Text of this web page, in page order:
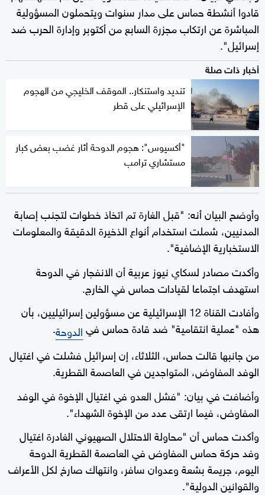
قادوا أنشطة حماس على مدار سنوات ويتحملون المسؤولية
المباشرة عن ارتكاب مجزرة السابع من أكتوبر وإدارة الحرب ضد
إسرائيل".
أخبار ذات صلة
تنديد واستنكار.. الموقف الخليجي من الهجوم
الإسرائيلي على قطر
"أكسيوس": هجوم الدوحة أثار غضب بعض كبار
مستشاري ترامب
وأوضح البيان أنه: "قبل الغارة تم اتخاذ خطوات لتجنب إصابة
المدنيين، شملت استخدام أنواع الذخيرة الدقيقة والمعلومات
الاستخبارية الإضافية".
وأكدت مصادر لسكاي نيوز عربية أن الانفجار في الدوحة
استهدف اجتماعا لقيادات حماس في الخارج.
وأفادت القناة 12 الإسرائيلية عن مسؤولين إسرائيليين، بأن
هذه "عملية انتقامية" ضد قادة حماس فيالدوحة.
من جانبها قالت حماس، الثلاثاء، إن إسرائيل فشلت في اغتيال
الوفد المفاوض، المتواجدين في العاصمة القطرية.
وأضافت في بيان: "فشل العدو في اغتيال الإخوة في الوفد
المفاوض، فيما ارتقى عدد من الإخوة الشهداء".
وأكدت حماس أن "محاولة الاحتلال الصهيوني الغادرة اغتيال
وفد حركة حماس المفاوض في العاصمة القطرية الدوحة
اليوم، جريمة بشعة وعدوان سافر، وانتهاك صارخ لكل الأعراف
والقوانين الدولية".